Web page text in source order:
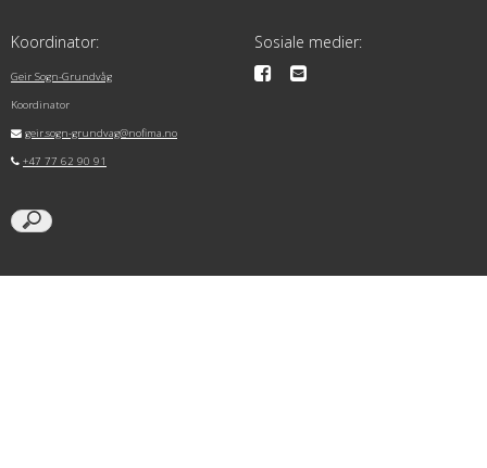
Koordinator:
Geir Sogn-Grundvåg
Koordinator
geir.sogn-grundvag@nofima.no
+47 77 62 90 91
Sosiale medier: